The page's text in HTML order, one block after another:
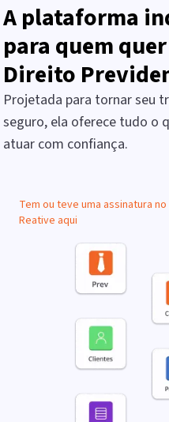
A plataforma
para quem
Direito
Projetada para tornar seu
seguro, ela oferece tudo o
atuar com confiança.
Tem ou teve uma assinatura
Reative aqui